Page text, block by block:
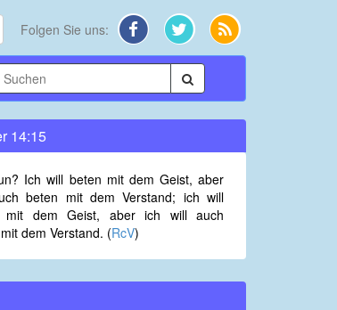
Folgen Sie uns:
14:15
Ich will beten mit dem Geist, aber
beten mit dem Verstand; ich will
mit dem Geist, aber ich will auch
dem Verstand. (RcV)